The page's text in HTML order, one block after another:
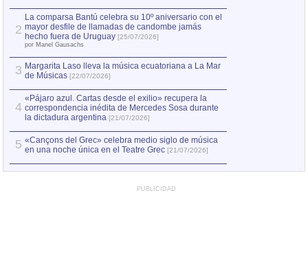
2
La comparsa Bantú celebra su 10º aniversario con el
mayor desfile de llamadas de candombe jamás
hecho fuera de Uruguay [25/07/2026]
por Manel Gausachs
3 Margarita Laso lleva la música ecuatoriana a La Mar
de Músicas [22/07/2026]
4
«Pájaro azul. Cartas desde el exilio» recupera la
correspondencia inédita de Mercedes Sosa durante
la dictadura argentina [21/07/2026]
5 «Cançons del Grec» celebra medio siglo de música
en una noche única en el Teatre Grec [21/07/2026]
PUBLICIDAD